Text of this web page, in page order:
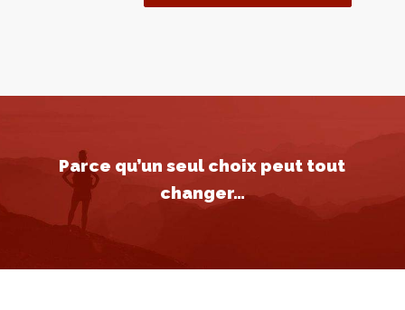
Parce qu’un seul choix peut tout
changer…